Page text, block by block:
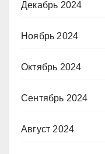
Декабрь 2024
Ноябрь 2024
Октябрь 2024
Сентябрь 2024
Август 2024